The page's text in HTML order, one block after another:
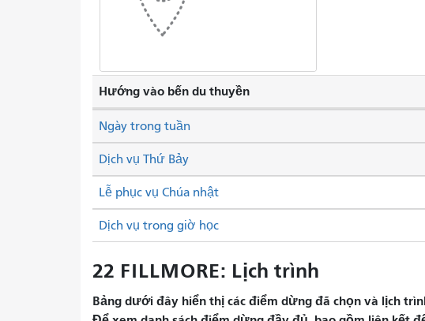
Hướng vào bến du thuyền
Dịch vụ Thứ Bảy
Lễ phục vụ Chúa nhật
Ngày trong tuần
Dịch vụ trong giờ học
22 FILLMORE: Lịch trình
Bảng dưới đây hiển thị các điểm dừng đã chọn và lịch